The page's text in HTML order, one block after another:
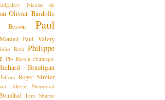
Nicolas de
Olivier Bardolle
Besson
Paul
Paul Valery
Roth Philippe
Pio Baroja Pétrarque
Brautigan
Roger Nimier
Alexie
Sherwood
Stendhal Tom Sharpe